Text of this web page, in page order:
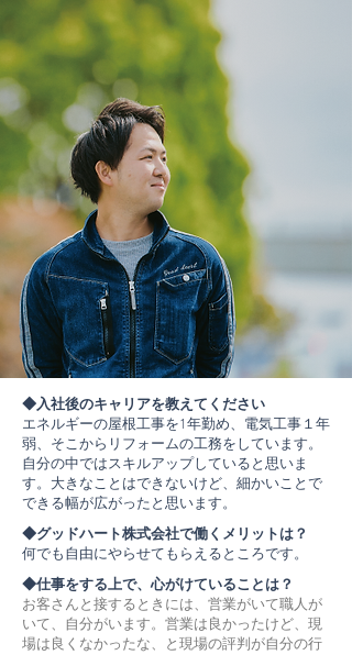
◆入社後のキャリアを教えてください
エネルギーの屋根工事を1年勤め、電気工事１年
弱、そこからリフォームの工務をしています。
自分の中ではスキルアップしていると思いま
す。大きなことはできないけど、細かいことで
できる幅が広がったと思います。
◆グッドハート株式会社で働くメリットは？
何でも自由にやらせてもらえるところです。
◆仕事をする上で、心がけていることは？
お客さんと接するときには、営業がいて職人が
いて、自分がいます。営業は良かったけど、現
場は良くなかったな、と現場の評判が自分の行